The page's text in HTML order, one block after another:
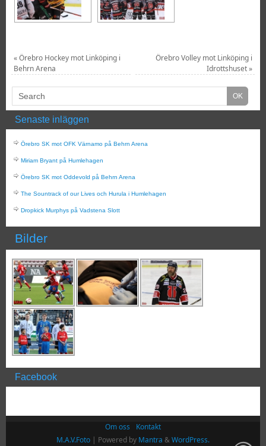
«Örebro Hockey mot Linköping i
Behrn Arena
Örebro Volley mot Linköping i
Idrottshuset»
Senaste inläggen
Örebro SK mot OFK Värnamo på Behrn Arena
Miriam Bryant på Humlehagen
Örebro SK mot Oddevold på Behrn Arena
The Sountrack of our Lives och Hurula i Humlehagen
Dropkick Murphys på Vadstena Slott
Bilder
Facebook
Om oss
Kontakt
M.A.V.Foto | Powered by Mantra &WordPress.